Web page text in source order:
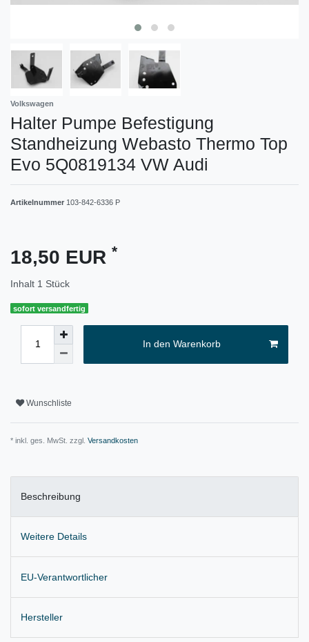
Volkswagen
Halter Pumpe Befestigung
Standheizung Webasto Thermo Top
Evo 5Q0819134 VW Audi
Artikelnummer 103-842-6336 P
18,50 EUR *
Inhalt 1 Stück
sofort versandfertig
In den Warenkorb
Wunschliste
* inkl. ges. MwSt. zzgl. Versandkosten
Beschreibung
Weitere Details
EU-Verantwortlicher
Hersteller